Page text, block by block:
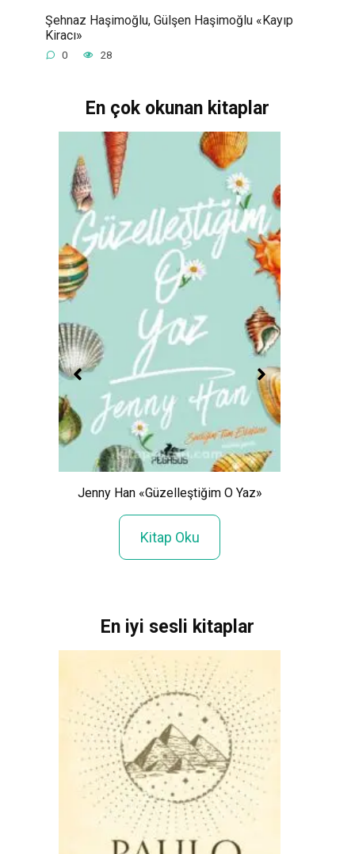
Şehnaz Haşimoğlu, Gülşen Haşimoğlu «Kayıp
Kiracı»
0 28
En çok okunan kitaplar
Jenny Han «Güzelleştiğim O Yaz»
Kitap Oku
En iyi sesli kitaplar